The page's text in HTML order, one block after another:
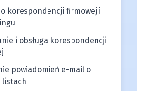
korespondencji firmowej i
i obsługa korespondencji
powiadomień e-mail o
listach